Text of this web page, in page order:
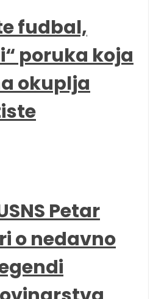
fudbal,
poruka koja
okuplja
Petar
o nedavno